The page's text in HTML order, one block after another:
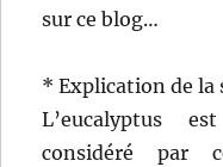
sur ce blog…
* Explication de la
L’eucalyptus
considéré par